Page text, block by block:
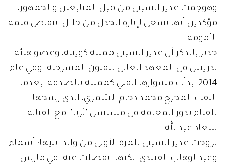
وهوجمت غدير السبتي من قبل المتابعين والجمهور،
مؤكدين أنها تسعى لإثارة الجدل من خلال انتقاص قيمة
الأمومة.
جدير بالذكر أن غدير السبتي ممثلة كويتية، وعضو هيئة
تدريس في المعهد العالي للفنون المسرحية. وفي عام
2014، بدأت مشوارها الفني كممثلة بالصدفة، بعدما
التقت المخرج محمد دحام الشمري، الذي رشحها
للقيام بدور المعاقة في مسلسل "ثريا"، مع الفنانة
سعاد عبدالله.
تزوجت غدير السبتي للمرة الأولى من والد ابنيها: أسماء
وعبدالوهاب القبندي، لكنها انفصلت عنه. في مارس